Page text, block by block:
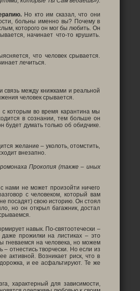
Но кто им сказал, что они
больны именно вы? Почему в
которого он мог бы любить. Он
начинает что-то крушить.
что человек срывается.
лечиться.
связь между книжками и реальной
человек срывается.
которым во время карантина мы
в сознании, тем больше он
будет думать только об обидчике.
желание – уколоть, отомстить,
внезапно.
Прокопия (также – иных
нами не может произойти ничего
с человеком, который вам
посадят) свою историю. Он стоял
но он открыл багажник, достал
навык. По-святоотечески –
прожилки на листиках – это
гневаемся на человека, но можем
– отнестись творчески. Но если из
активной. Возникает риск, что в
и ее асфальтируют. Те же
характерный для зависимости,